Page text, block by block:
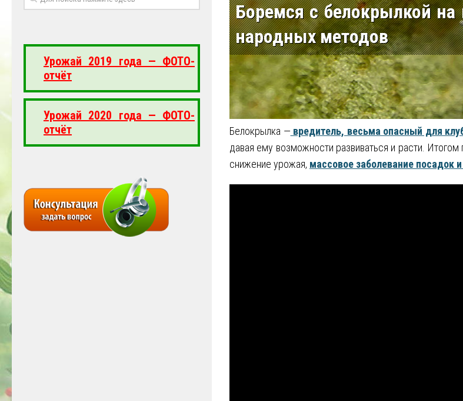
Боремся с белокрылкой
народных методов
Белокрылка —вредитель, весьма опасный для
давая ему возможности развиваться и расти. Итогом
снижение урожая, массовое заболевание посадок
Урожай 2019 года — ФОТО-
отчёт
Урожай 2020 года — ФОТО-
отчёт